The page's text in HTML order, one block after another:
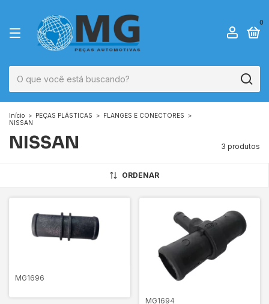
0
Início > PEÇAS PLÁSTICAS > FLANGES E CONECTORES
>
NISSAN
NISSAN 3 produtos
ORDENAR
MG1696
MG1694